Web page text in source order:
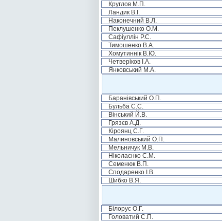
Круглов М.П.
Ландик В.І.
Наконечний В.Л.
Пеклушенко О.М.
Сафіуллін Р.С.
Тимошенко В.А.
Хомутиннік В.Ю.
Четверіков І.А.
Янковський М.А.
Баранівський О.П.
Бульба С.С.
Вінський Й.В.
Грязєв А.Д.
Кіроянц С.Г.
Малиновський О.П.
Мельничук М.В.
Ніколаєнко С.М.
Семенюк В.П.
Сподаренко І.В.
Шибко В.Я.
Білорус О.Г.
Головатий С.П.